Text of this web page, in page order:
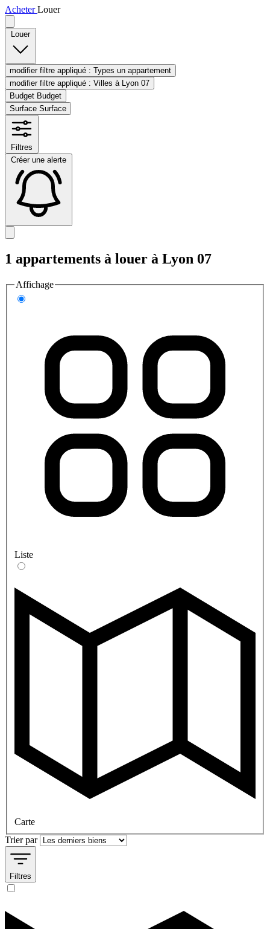
AcheterLouer
Louer
modifier filtre appliqué : Types un appartement
modifier filtre appliqué : Villes à Lyon 07
Budget Budget
Surface Surface
Filtres
Créer une alerte
1 appartements à louer à Lyon 07
Affichage
Liste
Carte
Trier par
Filtres